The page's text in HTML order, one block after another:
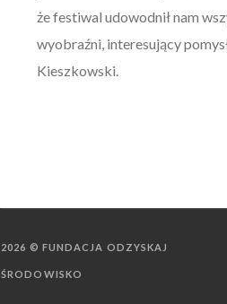
że festiwal udowodnił nam
wyobraźni, interesujący
Kieszkowski.
2026 © FUNDACJA ODZYSKAJ
ŚRODOWISKO